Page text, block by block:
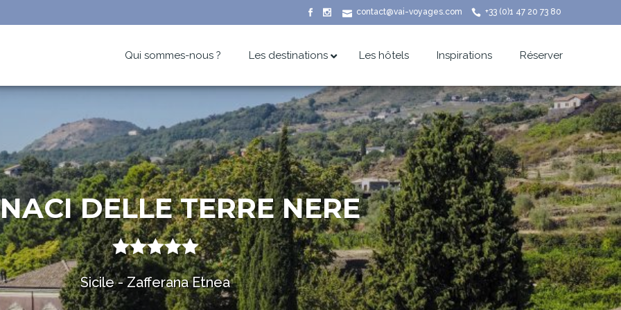
contact@vai-voyages.com +33 (0)1 47 20 73 80
Qui sommes-nous ? Les destinations Les hôtels Inspirations Réserver
DELLE TERRE NERE
Sicile - Zafferana Etnea